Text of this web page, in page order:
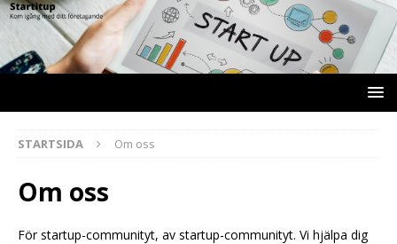
STARTSIDA Om oss
Om oss
För startup-communityt, av startup-communityt. Vi hjälpa dig